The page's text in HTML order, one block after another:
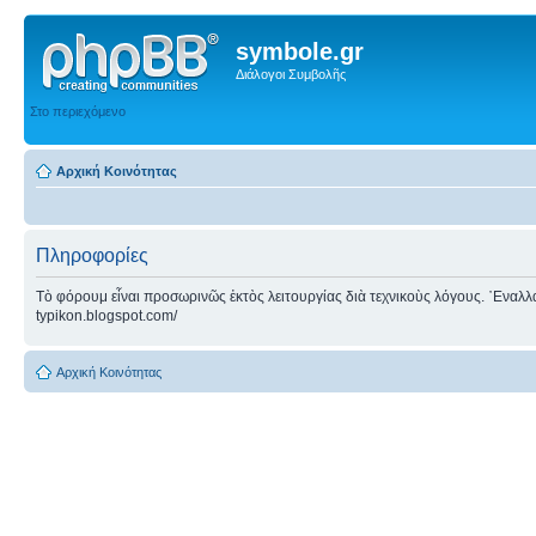
symbole.gr
Διάλογοι Συμβολῆς
Στο περιεχόμενο
Αρχική Κοινότητας
Πληροφορίες
Τὸ φόρουμ εἶναι προσωρινῶς ἐκτὸς λειτουργίας διὰ τεχνικοὺς λόγους.
typikon.blogspot.com/
Αρχική Κοινότητας